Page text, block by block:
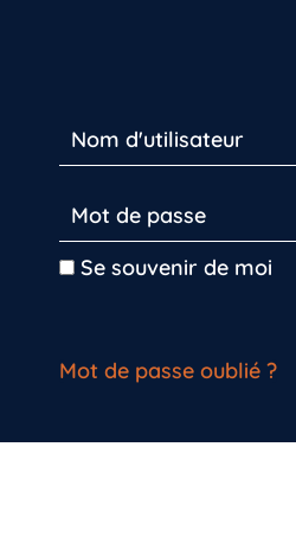
Se souvenir de moi
Mot de passe oublié ?